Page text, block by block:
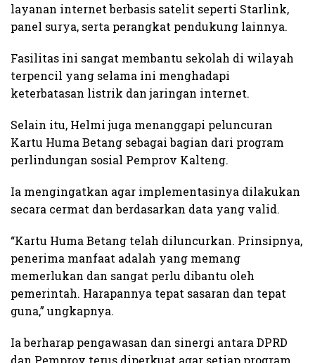
layanan internet berbasis satelit seperti Starlink,
panel surya, serta perangkat pendukung lainnya.
Fasilitas ini sangat membantu sekolah di wilayah
terpencil yang selama ini menghadapi
keterbatasan listrik dan jaringan internet.
Selain itu, Helmi juga menanggapi peluncuran
Kartu Huma Betang sebagai bagian dari program
perlindungan sosial Pemprov Kalteng.
Ia mengingatkan agar implementasinya dilakukan
secara cermat dan berdasarkan data yang valid.
“Kartu Huma Betang telah diluncurkan. Prinsipnya,
penerima manfaat adalah yang memang
memerlukan dan sangat perlu dibantu oleh
pemerintah. Harapannya tepat sasaran dan tepat
guna,” ungkapnya.
Ia berharap pengawasan dan sinergi antara DPRD